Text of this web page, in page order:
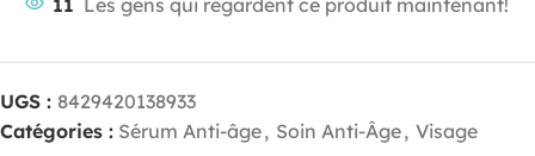
UGS : 8429420138933
Catégories : Sérum Anti-âge, Soin Anti-Âge, Visage